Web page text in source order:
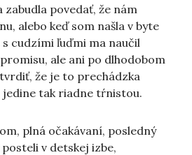
zabudla povedať, že nám
alebo keď som našla v byte
cudzími ľuďmi ma naučil
ale ani po dlhodobom
že je to prechádzka
jedine tak riadne tŕnistou.
plná očakávaní, posledný
v detskej izbe,